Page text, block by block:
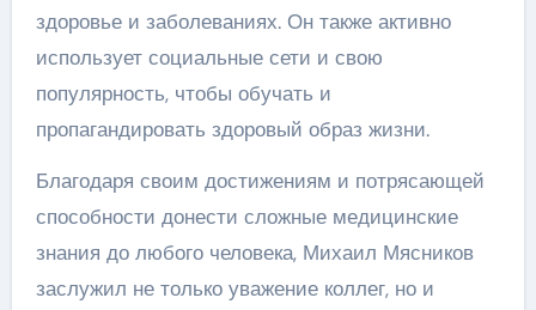
здоровье и заболеваниях. Он также активно
использует социальные сети и свою
популярность, чтобы обучать и
пропагандировать здоровый образ жизни.
Благодаря своим достижениям и потрясающей
способности донести сложные медицинские
знания до любого человека, Михаил Мясников
заслужил не только уважение коллег, но и